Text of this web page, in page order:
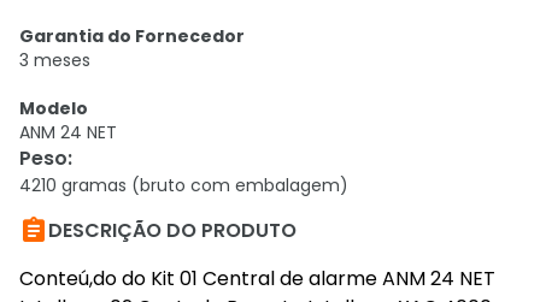
Garantia do Fornecedor
3 meses
Modelo
ANM 24 NET
Peso:
4210 gramas (bruto com embalagem)
DESCRIÇÃO DO PRODUTO
Conteú,do do Kit 01 Central de alarme ANM 24 NET